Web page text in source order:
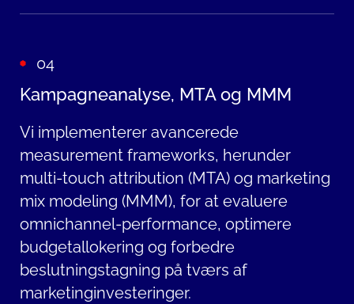
04
Kampagneanalyse, MTA og MMM
Vi implementerer avancerede
measurement frameworks, herunder
multi-touch attribution (MTA) og marketing
mix modeling (MMM), for at evaluere
omnichannel-performance, optimere
budgetallokering og forbedre
beslutningstagning på tværs af
marketinginvesteringer.